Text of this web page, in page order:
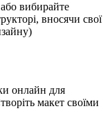
вибирайте
вносячи свої
онлайн для
макет своїми